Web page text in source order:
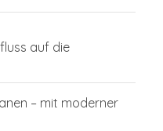
auf die
– mit moderner